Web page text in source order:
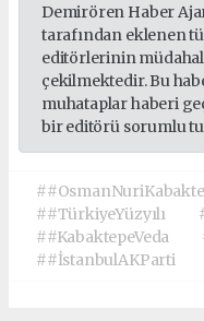
Demirören Haber
tarafından eklenen
editörlerinin
çekilmektedir. Bu
muhataplar haberi
bir editörü sorumlu
##TürkiyeYüzyılı
##KabaktepeVeda
##İstanbulAKParti